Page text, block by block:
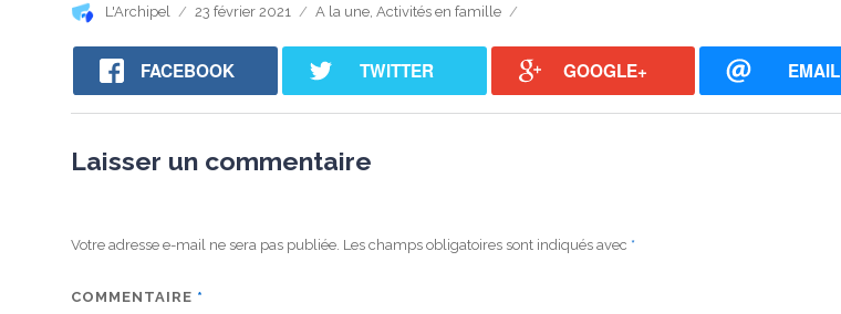
Auteur
L'Archipel
Publié
23 février 2021 Catégories
A la une, Activités en famille
FACEBOOK TWITTER GOOGLE+ EMAIL
Laisser un commentaire
Votre adresse e-mail ne sera pas publiée. Les champs obligatoires sont indiqués avec *
COMMENTAIRE *